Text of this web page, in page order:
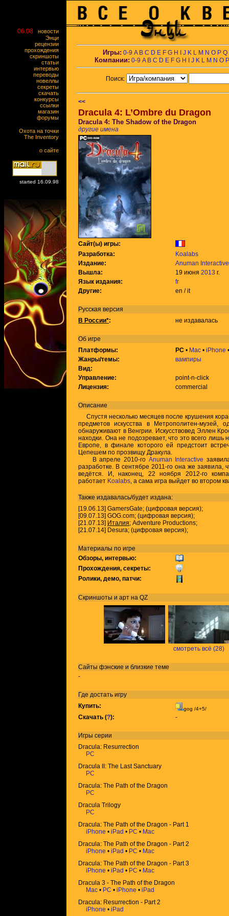
06.08
новости
Энци
рецензии
прохождения
скриншоты
статьи
интервью
переводы
новеллы
секреты
скачать
конкурсы
ссылки
магазин
форумы
Охота на точки
The Inventory
о сайте
started 16.09.98
Игры: 0-9 A B C D E F G H J K L M N O P Q
Компании: 0-9 A B C D E F G H J K L M N O P
Поиск:
<<
Dracula 4: L’Ombre du Dragon
Dracula 4: The Shadow of the Dragon
другие имена
Сайт(ы) игры:
Разработка:
Koalabs
Издание:
Anuman Interactive
Вышла:
19 июня 2013 г.
Язык издания:
fr
Другие:
en / it
Русская версия
В России*: не издавалась
Об игре
Платформы:
PC • Mac • iPhone
Жанры/темы:
вампиры
Вид:
Управление:
point-n-click
Лицензия:
commercial
Описание
Спустя несколько месяцев после крушения
предметов искусства в Метрополитен-музей,
обнаруживают в Венгрии. Искусствовед Эллен
находки. Она не подозревает, что это всего лишь
Европе, в финале которого ей предстоит
Цепешем по прозвищу Дракула.
В апреле 2010-го Anuman Interactive
разработке. В сентябре 2011-го она же заявила,
ведётся. И, наконец, 22 ноября 2012-го
работает Koalabs, а сама игра выйдет во втором
Также издавалась/будет издана:
[19.06.13] GamersGate; (цифровая версия);
[09.07.13] GOG.com; (цифровая версия);
[21.07.13] Италия; Adventure Productions;
[21.07.14] Desura; (цифровая версия);
Материалы по игре
Обзоры, интервью:
Прохождения, секреты:
Ролики, демо, патчи:
Скриншоты и арт на QZ
смотреть всё (28)
Сайты фэнские и близкие теме
-
Где достать игру
Купить:
gog /4+5/
Скачать (?): -
Игры серии
Dracula: Resurrection
PC
Dracula II: The Last Sanctuary
PC
Dracula: The Path of the Dragon
PC
Dracula Trilogy
PC
Dracula: The Path of the Dragon - Part 1
iPhone • iPad • PC • Mac
Dracula: The Path of the Dragon - Part 2
iPhone • iPad • PC • Mac
Dracula: The Path of the Dragon - Part 3
iPhone • iPad • PC • Mac
Dracula 3 - The Path of the Dragon
Mac • PC • iPhone • iPad
Dracula: Resurrection - Part 2
iPhone • iPad